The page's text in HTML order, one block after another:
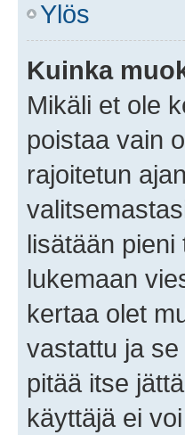
Ylös
Kuinka
Mikäli et ole
poistaa vain
rajoitetun
lisätään
lukemaan
kertaa olet
vastattu ja
pitää itse
käyttäjä ei